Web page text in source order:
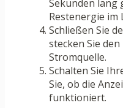
Sekunden lang
Restenergie im
Schließen Sie
stecken Sie
Stromquelle.
Schalten Sie
Sie, ob die
funktioniert.